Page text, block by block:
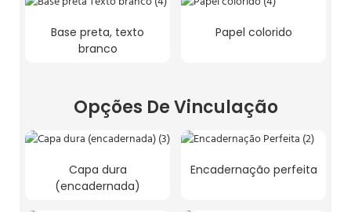
Base preta, texto
branco
Papel colorido
Opções De Vinculação
Capa dura
(encadernada)
Encadernação perfeita